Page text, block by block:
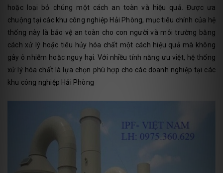
hoặc loại bỏ chúng một cách an toàn và hiệu quả. Được ưa
chuộng tại các khu công nghiệp Hải Phòng, mục tiêu chính của hệ
thống này là bảo vệ an toàn cho con người và môi trường bằng
cách xử lý hoặc tiêu hủy hóa chất một cách hiệu quả mà không
gây ô nhiễm hoặc nguy hại. Với nhiều tính năng ưu việt, hệ thống
xử lý hóa chất là lựa chọn phù hợp cho các doanh nghiệp tại các
khu công nghiệp Hải Phòng